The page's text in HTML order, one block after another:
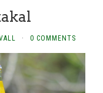
· 0 COMMENTS